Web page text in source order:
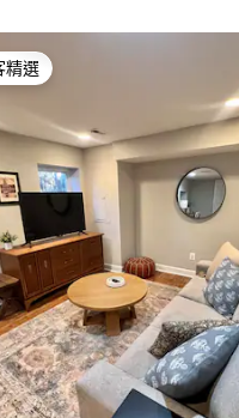
4.95 的平均評分（滿分 5 分
精選
精選